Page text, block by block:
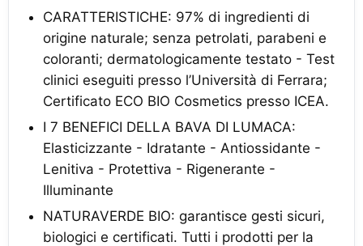
CARATTERISTICHE: 97% di ingredienti di
origine naturale; senza petrolati, parabeni e
coloranti; dermatologicamente testato - Test
clinici eseguiti presso l’Università di Ferrara;
Certificato ECO BIO Cosmetics presso ICEA.
I 7 BENEFICI DELLA BAVA DI LUMACA:
Elasticizzante - Idratante - Antiossidante -
Lenitiva - Protettiva - Rigenerante -
Illuminante
NATURAVERDE BIO: garantisce gesti sicuri,
biologici e certificati. Tutti i prodotti per la